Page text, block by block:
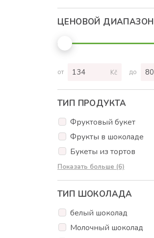
ЦЕНОВОЙ ДИАПАЗОН
от Kč до
ТИП ПРОДУКТА
Фруктовый букет
Фрукты в шоколаде
Букеты из тортов
Торты
Кексы
Пирожное на палочке
Cookies
Пончики
Показать больше (6)
ТИП ШОКОЛАДА
белый шоколад
Молочный шоколад